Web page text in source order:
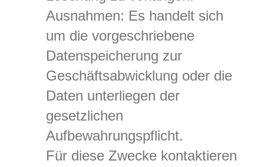
Ausnahmen: Es handelt sich
um die vorgeschriebene
Datenspeicherung zur
Geschäftsabwicklung oder die
Daten unterliegen der
gesetzlichen
Aufbewahrungspflicht.
Für diese Zwecke kontaktieren